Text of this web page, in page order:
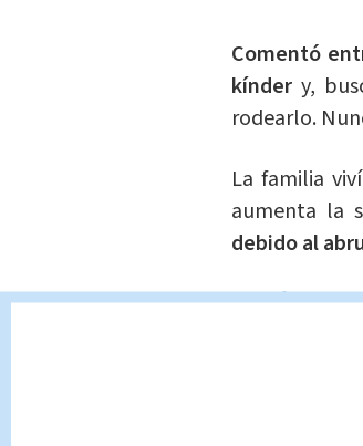
Comentó
kíndery,
rodearlo.
La familia
aumenta la
debido al
Vecino
Leo